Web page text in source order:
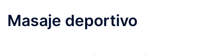
Masaje deportivo